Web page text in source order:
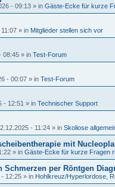
- 09:13 » in Gäste-Ecke für kurze
» in Mitglieder stellen sich vor
08:45 » in Test-Forum
- 00:07 » in Test-Forum
- 12:51 » in Technischer Support
- 11:24 » in Skoliose
mit
» in Gäste-Ecke für kurze Fragen
Schmerzen per Röntgen
- 12:25 » in Hohlkreuz/Hyperlordose,